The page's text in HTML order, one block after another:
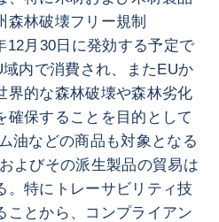
森林破壊フリー規制
12月30日に発効する予定で
内で消費され、またEUか
界的な森林破壊や森林劣化
確保することを目的として
油などの商品も対象となる
よびその派生製品の貿易は
。特にトレーサビリティ技
ことから、コンプライアン